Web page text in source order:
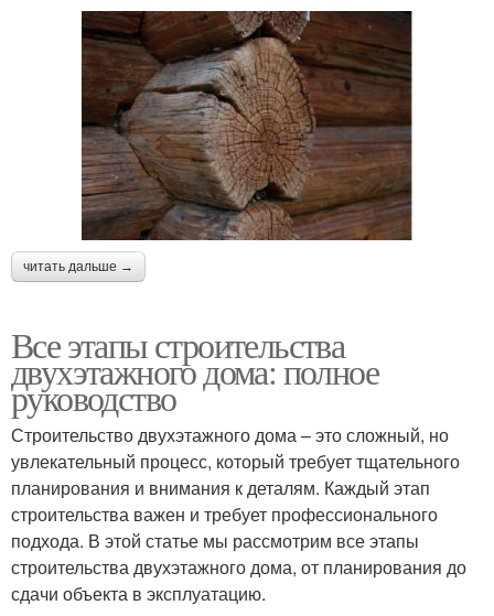
читать дальше →
Все этапы строительства
двухэтажного дома: полное
руководство
Строительство двухэтажного дома – это сложный, но
увлекательный процесс, который требует тщательного
планирования и внимания к деталям. Каждый этап
строительства важен и требует профессионального
подхода. В этой статье мы рассмотрим все этапы
строительства двухэтажного дома, от планирования до
сдачи объекта в эксплуатацию.